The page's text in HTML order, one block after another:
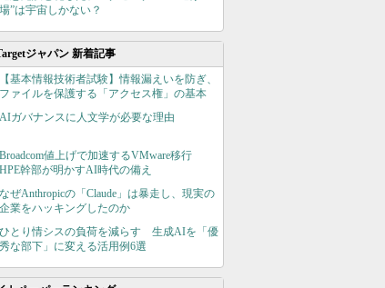
場”は宇宙しかない？
ジャパン 新着記事
【基本情報技術者試験】情報漏えいを防ぎ、
ファイルを保護する「アクセス権」の基本
AIガバナンスに人文学が必要な理由
Broadcom値上げで加速するVMware移行
HPE幹部が明かすAI時代の備え
なぜAnthropicの「Claude」は暴走し、現実の
企業をハッキングしたのか
ひとり情シスの負荷を減らす 生成AIを「優
秀な部下」に変える活用例6選